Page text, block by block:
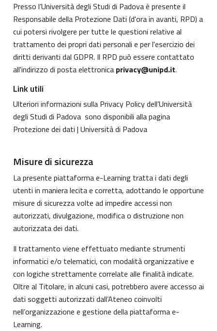
Presso l’Università degli Studi di Padova è presente il
Responsabile della Protezione Dati (d'ora in avanti, RPD) a
cui potersi rivolgere per tutte le questioni relative al
trattamento dei propri dati personali e per l'esercizio dei
diritti derivanti dal GDPR. Il RPD può essere contattato
all'indirizzo di posta elettronica privacy@unipd.it.
Link utili
Ulteriori informazioni sulla Privacy Policy dell’Università
degli Studi di Padova sono disponibili alla pagina
Protezione dei dati | Università di Padova
Misure di sicurezza
La presente piattaforma e-Learning tratta i dati degli
utenti in maniera lecita e corretta, adottando le opportune
misure di sicurezza volte ad impedire accessi non
autorizzati, divulgazione, modifica o distruzione non
autorizzata dei dati.
Il trattamento viene effettuato mediante strumenti
informatici e/o telematici, con modalità organizzative e
con logiche strettamente correlate alle finalità indicate.
Oltre al Titolare, in alcuni casi, potrebbero avere accesso ai
dati soggetti autorizzati dall’Ateneo coinvolti
nell’organizzazione e gestione della piattaforma e-
Learning.